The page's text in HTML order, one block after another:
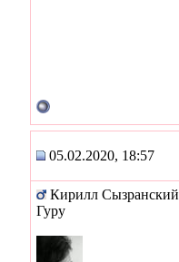
05.02.2020, 18:57
Кирилл Сызранский
Гуру